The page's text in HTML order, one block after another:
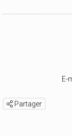
E-
Partager